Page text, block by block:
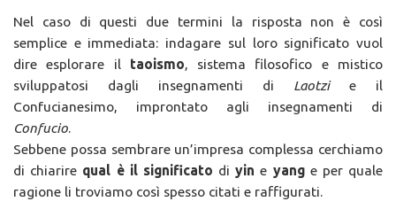
Nel caso di questi due termini la risposta non è così
semplice e immediata: indagare sul loro significato vuol
dire esplorare il taoismo, sistema filosofico e mistico
sviluppatosi dagli insegnamenti di Laotzi e il
Confucianesimo, improntato agli insegnamenti di
Confucio.
Sebbene possa sembrare un’impresa complessa cerchiamo
di chiarire qual è il significato diyine yang e per quale
ragione li troviamo così spesso citati e raffigurati.